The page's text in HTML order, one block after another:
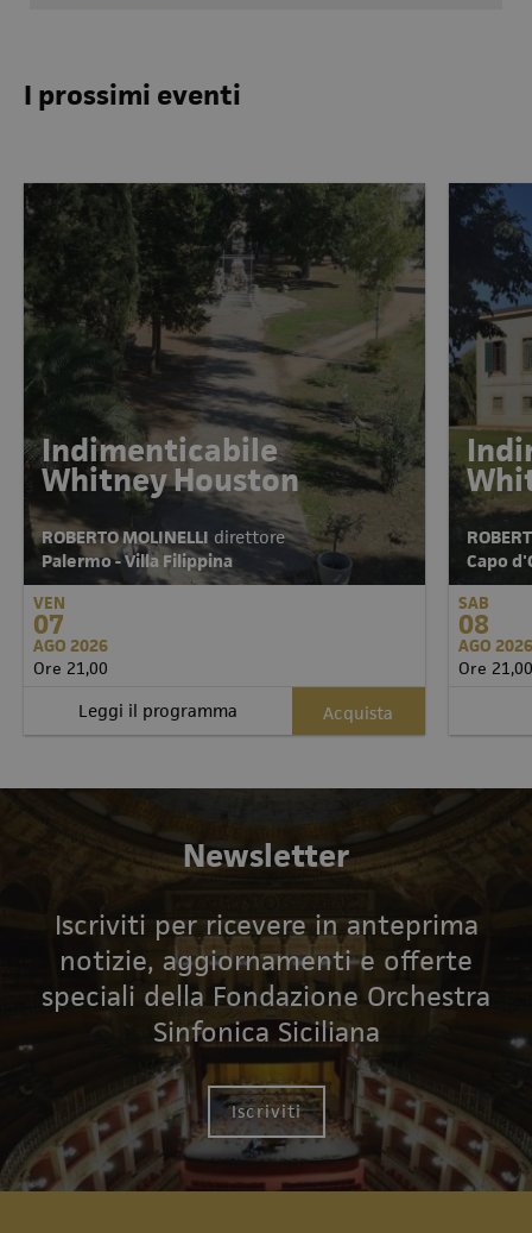
I prossimi eventi
Indimenticabile
Whitney Houston
ROBERTO MOLINELLI direttore
Palermo - Villa Filippina
VEN
07
AGO 2026
Ore 21,00
Leggi il programma Acquista
Capo
SAB
08
AGO
Ore
Newsletter
Iscriviti per ricevere in anteprima
notizie, aggiornamenti e offerte
speciali della Fondazione Orchestra
Sinfonica Siciliana
Iscriviti